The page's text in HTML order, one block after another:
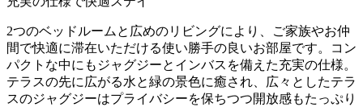
2つのベッドルームと広めのリビングにより、ご家族やお仲
間で快適に滞在いただける使い勝手の良いお部屋です。コン
パクトな中にもジャグジーとインバスを備えた充実の仕様。
テラスの先に広がる水と緑の景色に癒され、広々としたテラ
スのジャグジーはプライバシーを保ちつつ開放感もたっぷり